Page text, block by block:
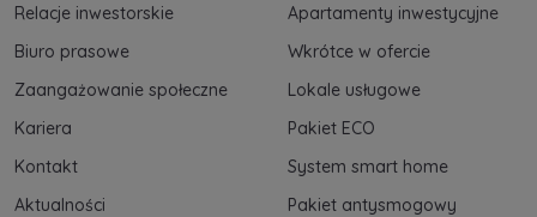
Relacje inwestorskie
Biuro prasowe
Zaangażowanie społeczne
Kariera
Kontakt
Aktualności
Apartamenty inwestycyjne
Wkrótce w ofercie
Lokale usługowe
Pakiet ECO
System smart home
Pakiet antysmogowy